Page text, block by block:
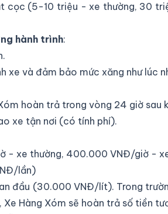
cọc (5-10 triệu - xe thường, 30
hành trình:
xe và đảm bảo mức xăng như lúc
hoàn trả trong vòng 24 giờ sau
xe tận nơi (có tính phí).
- xe thường, 400.000 VNĐ/giờ -
lần)
đầu (30.000 VNĐ/lít). Trong
Hàng Xóm sẽ hoàn trả số tiền